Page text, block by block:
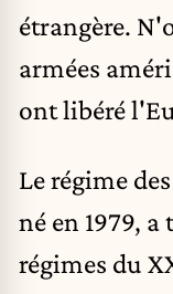
étrangère.
armées
ont libéré
Le régime
né en 1979, a
régimes du